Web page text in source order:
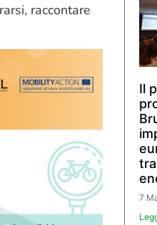
raccontare
Il
7